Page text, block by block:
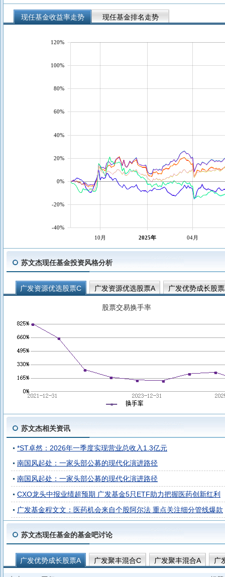
现任基金收益率走势 现任基金排名走势
10月 2025年 04月
-40%
-20%
0%
20%
40%
60%
80%
100%
120%
苏文杰现任基金投资风格分析
广发资源优选股票C 广发资源优选股票A
广发优势成长股
广发竞争优势混合A
股票交易换手率
苏文杰相关资讯
*ST卓然：2026年一季度实现营业总收入1.3亿元
南国风起处：一家头部公募的现代化演进路径
南国风起处：一家头部公募的现代化演进路径
CXO龙头中报业绩超预期 广发基金5只ETF助力把握医药创新红利
广发基金程文文：医药机会来自个股阿尔法 重点关注细分管线爆款
苏文杰现任基金的基金吧讨论
广发优势成长股票A 广发聚丰混合C 广发聚丰混合A
广